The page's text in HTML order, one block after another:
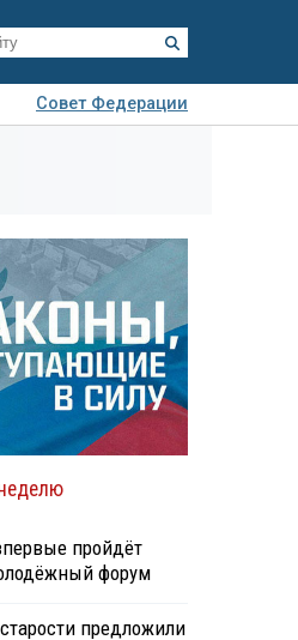
Совет Федерации
пройдёт
форум
предложили